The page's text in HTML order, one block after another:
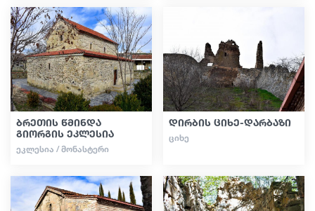
ბრეთის წმინდა
გიორგის ეკლესია
ᲔᲙᲚᲔᲡᲘᲐ / ᲛᲝᲜᲐᲡᲢᲔᲠᲘ
დირბის ციხე-დარბაზი
ᲪᲘᲮᲔ